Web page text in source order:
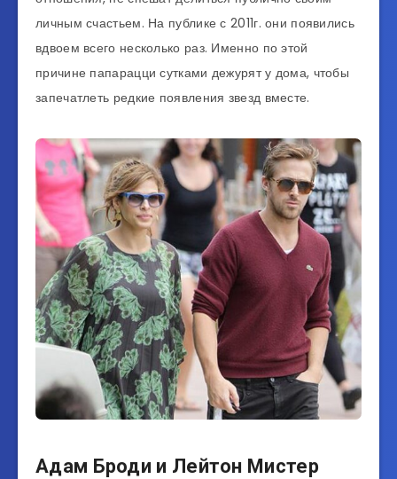
личным счастьем. На публике с 2011г. они появились
вдвоем всего несколько раз. Именно по этой
причине папарацци сутками дежурят у дома, чтобы
запечатлеть редкие появления звезд вместе.
Адам Броди и Лейтон Мистер